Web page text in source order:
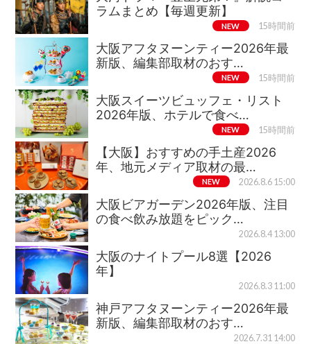
ラムまとめ【毎週更新】
NEW 15時間前
大阪アフタヌーンティー2026年最
新版、編集部取材のおす…
NEW 15時間前
大阪スイーツビュッフェ・リスト
2026年版、ホテルで食べ…
NEW 15時間前
【大阪】おすすめの手土産2026
年、地元メディア取材の最…
NEW 2026.8.6 15:00
大阪ビアガーデン2026年版、注目
の食べ飲み放題をピック…
2026.8.4 13:00
大阪のナイトプール8選【2026
年】
2026.8.3 11:00
神戸アフタヌーンティー2026年最
新版、編集部取材のおす…
2026.7.31 14:00